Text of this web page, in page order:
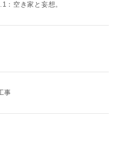
：空き家と妄想。
事